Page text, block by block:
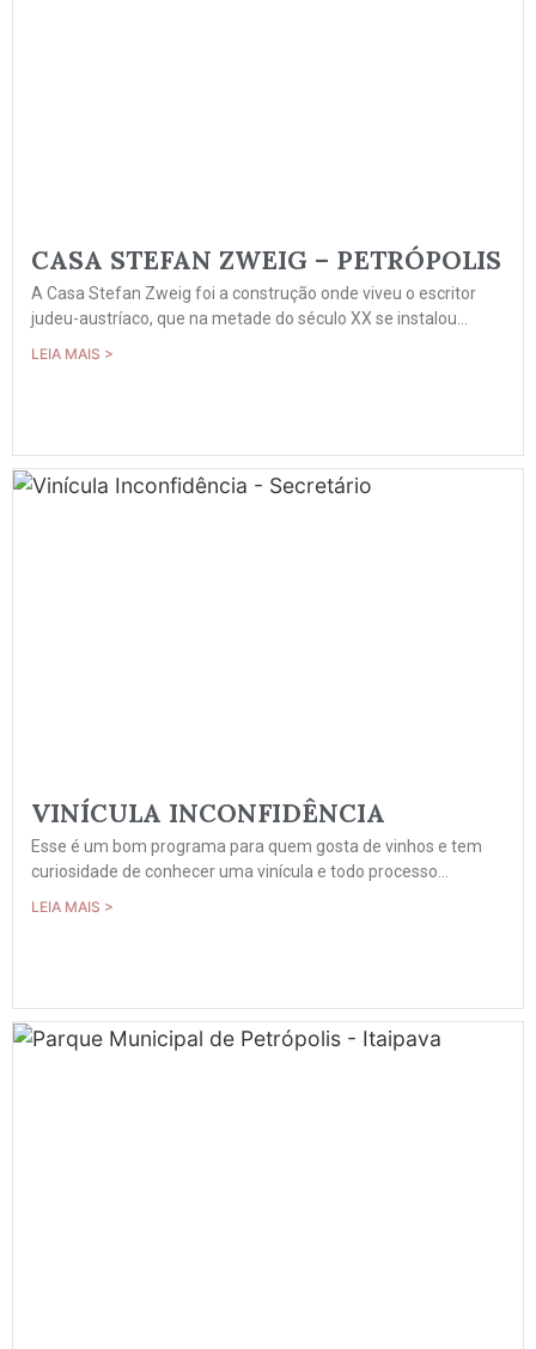
CASA STEFAN ZWEIG – PETRÓPOLIS
A Casa Stefan Zweig foi a construção onde viveu o escritor
judeu-austríaco, que na metade do século XX se instalou...
LEIA MAIS >
VINÍCULA INCONFIDÊNCIA
Esse é um bom programa para quem gosta de vinhos e tem
curiosidade de conhecer uma vinícula e todo processo...
LEIA MAIS >